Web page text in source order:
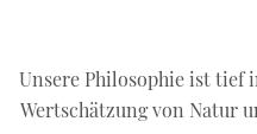
Unsere Philosophie ist tief
Wertschätzung von Natur